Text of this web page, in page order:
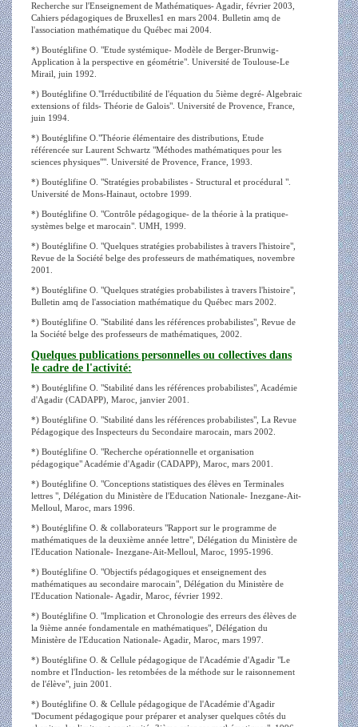
Recherche sur l'Enseignement de Mathématiques- Agadir, février 2003
Cahiers pédagogiques de Bruxelles1 en mars 2004. Bulletin amq de
l'association mathématique du Québec mai 2004.
*) Boutéglifine O. "Etude systémique- Modèle de Berger-Brunwig-
Application à la perspective en géométrie". Université de Toulouse-Le
Mirail, juin 1992.
*) Boutéglifine O."Irréductibilité de l'équation du 5ième degré- Algebraic
extensions of filds- Théorie de Galois". Université de Provence, France,
juin 1994.
*) Boutéglifine O."Théorie élémentaire des distributions, Etude
référencée sur Laurent Schwartz "Méthodes mathématiques pour les
sciences physiques"". Université de Provence, France, 1993.
*) Boutéglifine O. "Stratégies probabilistes - Structural et procédural ".
Université de Mons-Hainaut, octobre 1999.
*) Boutéglifine O. "Contrôle pédagogique- de la théorie à la pratique-
systèmes belge et marocain". UMH, 1999.
*) Boutéglifine O. "Quelques stratégies probabilistes à travers l'histoire",
Revue de la Société belge des professeurs de mathématiques, novembre
2001.
*) Boutéglifine O. "Quelques stratégies probabilistes à travers l'histoire",
Bulletin amq de l'association mathématique du Québec mars 2002.
*) Boutéglifine O. "Stabilité dans les références probabilistes", Revue de
la Société belge des professeurs de mathématiques, 2002.
Quelques publications personnelles ou collectives dans
le cadre de l'activité:
*) Boutéglifine O. "Stabilité dans les références probabilistes", Académie
d'Agadir (CADAPP), Maroc, janvier 2001.
*) Boutéglifine O. "Stabilité dans les références probabilistes", La Revue
Pédagogique des Inspecteurs du Secondaire marocain, mars 2002.
*) Boutéglifine O. "Recherche opérationnelle et organisation
pédagogique" Académie d'Agadir (CADAPP), Maroc, mars 2001.
*) Boutéglifine O. "Conceptions statistiques des élèves en Terminales
lettres ", Délégation du Ministère de l'Education Nationale- Inezgane-Ait-
Melloul, Maroc, mars 1996.
*) Boutéglifine O. & collaborateurs "Rapport sur le programme de
mathématiques de la deuxième année lettre", Délégation du Ministère de
l'Education Nationale- Inezgane-Ait-Melloul, Maroc, 1995-1996.
*) Boutéglifine O. "Objectifs pédagogiques et enseignement des
mathématiques au secondaire marocain", Délégation du Ministère de
l'Education Nationale- Agadir, Maroc, février 1992.
*) Boutéglifine O. "Implication et Chronologie des erreurs des élèves de
la 9ième année fondamentale en mathématiques", Délégation du
Ministère de l'Education Nationale- Agadir, Maroc, mars 1997.
*) Boutéglifine O. & Cellule pédagogique de l'Académie d'Agadir "Le
nombre et l'Induction- les retombées de la méthode sur le raisonnement
de l'élève", juin 2001.
*) Boutéglifine O. & Cellule pédagogique de l'Académie d'Agadir
"Document pédagogique pour préparer et analyser quelques côtés du